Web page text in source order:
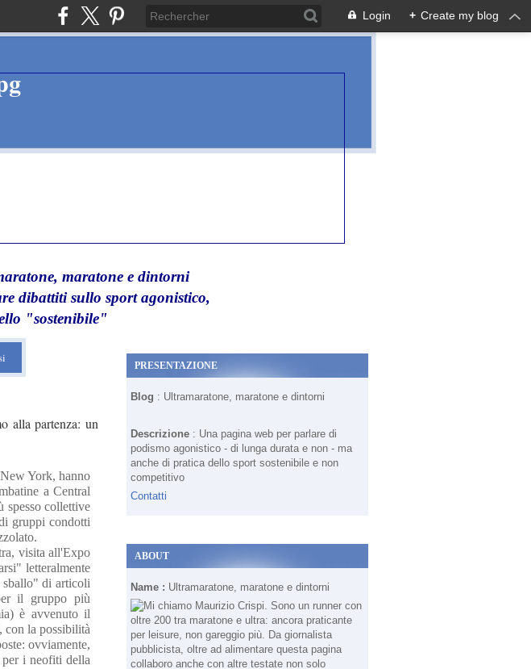
Login + Create my blog
maratone e dintorni
dibattiti sullo sport agonistico,
"sostenibile"
alla partenza: un
York, hanno
a Central
spesso collettive
gruppi condotti
visita all'Expo
letteralmente
sballo" di articoli
il gruppo più
è avvenuto il
con la possibilità
ovviamente,
per i neofiti della
PRESENTAZIONE
Blog : Ultramaratone, maratone e dintorni
Descrizione : Una pagina web per parlare di
podismo agonistico - di lunga durata e non - ma
anche di pratica dello sport sostenibile e non
competitivo
Contatti
ABOUT
Name : Ultramaratone, maratone e dintorni